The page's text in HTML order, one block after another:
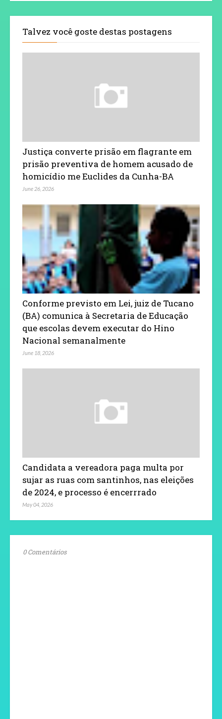
Talvez você goste destas postagens
Justiça converte prisão em flagrante em
prisão preventiva de homem acusado de
homicídio me Euclides da Cunha-BA
June 26, 2026
Conforme previsto em Lei, juiz de Tucano
(BA) comunica à Secretaria de Educação
que escolas devem executar do Hino
Nacional semanalmente
June 18, 2026
Candidata a vereadora paga multa por
sujar as ruas com santinhos, nas eleições
de 2024, e processo é encerrrado
May 04, 2026
0 Comentários